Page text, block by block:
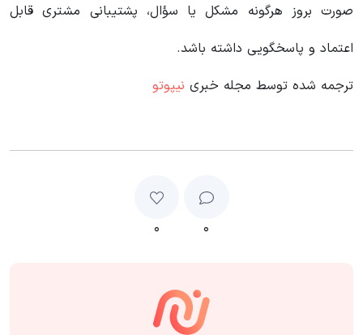
صورت بروز هرگونه مشکل یا سؤال، پشتیبانی مشتری قابل
اعتماد و پاسخگویی داشته باشد.
ترجمه شده توسط مجله خبری نیپوتو
۰ ۰